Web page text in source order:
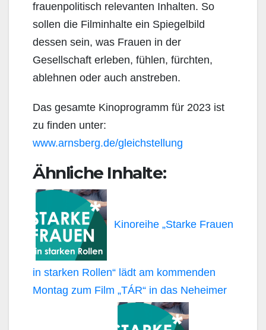
frauenpolitisch relevanten Inhalten. So
sollen die Filminhalte ein Spiegelbild
dessen sein, was Frauen in der
Gesellschaft erleben, fühlen, fürchten,
ablehnen oder auch anstreben.
Das gesamte Kinoprogramm für 2023 ist
zu finden unter:
www.arnsberg.de/gleichstellung
Ähnliche Inhalte:
Kinoreihe „Starke Frauen
in starken Rollen“ lädt am kommenden
Montag zum Film „TÁR“ in das Neheimer